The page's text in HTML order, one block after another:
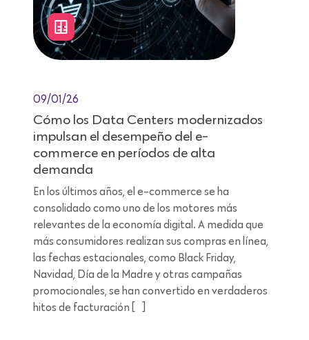
09/01/26
Cómo los Data Centers modernizados
impulsan el desempeño del e-
commerce en períodos de alta
demanda
En los últimos años, el e-commerce se ha
consolidado como uno de los motores más
relevantes de la economía digital. A medida que
más consumidores realizan sus compras en línea,
las fechas estacionales, como Black Friday,
Navidad, Día de la Madre y otras campañas
promocionales, se han convertido en verdaderos
hitos de facturación […]